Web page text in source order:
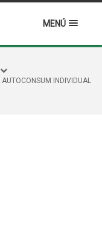
MENÚ
INDIVIDUAL